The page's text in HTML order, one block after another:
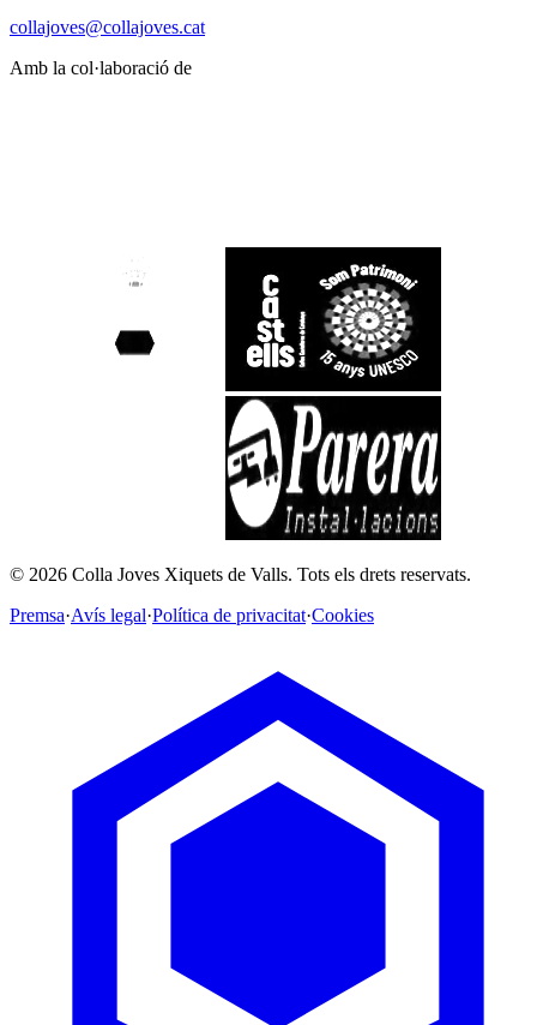
collajoves@collajoves.cat
Amb la col·laboració de
© 2026 Colla Joves Xiquets de Valls. Tots els drets reservats.
Premsa·Avís legal·Política de privacitat·Cookies